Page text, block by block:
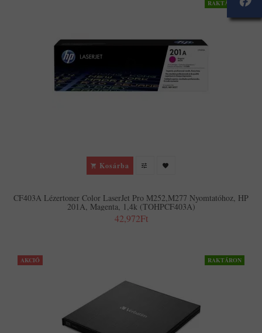
RAKTÁRON
Kosárba
CF403A Lézertoner Color LaserJet Pro M252,M277 Nyomtatóhoz, HP
201A, Magenta, 1,4k (TOHPCF403A)
42,972Ft
AKCIÓ RAKTÁRON